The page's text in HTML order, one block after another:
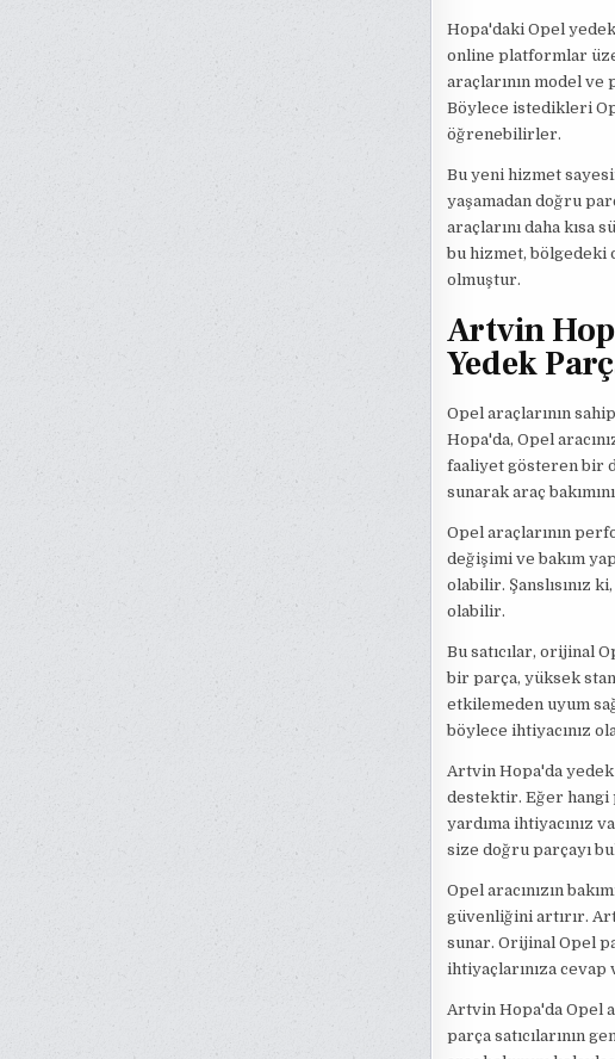
Hopa'daki Opel
online platformlar
araçlarının model
Böylece istedikleri
öğrenebilirler.
Bu yeni hizmet
yaşamadan doğru
araçlarını daha
bu hizmet, bölgedeki
olmuştur.
Artvin
Yedek
Opel araçlarının
Hopa'da, Opel
faaliyet gösteren bir
sunarak araç
Opel araçlarının
değişimi ve bakım
olabilir. Şanslısınız
olabilir.
Bu satıcılar, orijinal
bir parça, yüksek
etkilemeden uyum
böylece ihtiyacınız
Artvin Hopa'da yedek
destektir. Eğer hangi
yardıma ihtiyacınız
size doğru parçayı
Opel aracınızın
güvenliğini artırır.
sunar. Orijinal Opel
ihtiyaçlarınıza
Artvin Hopa'da Opel
parça satıcılarının